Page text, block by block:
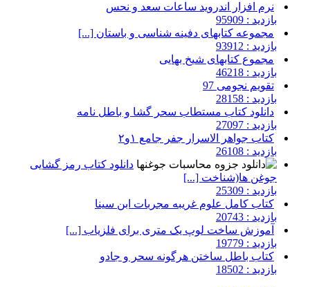
نرم افزار اندروید ساعات سعد و نحس
بازدید : 95909
مجموعه کتابهای دفینه شناسی و باستان [...]
بازدید : 93912
مجموع کتابهای شیخ بهایی
بازدید : 46218
تقویم نجومی 97
بازدید : 28158
دانلود کتاب مستطاب سحر گشا و باطل نامه
بازدید : 27097
کتاب جواهر الاسرار جفر جامع ۱و۲
بازدید : 26108
دانلود کتاب رمز گشایی
جوغن ها(شناخت [...]
بازدید : 25309
کتاب کامل علوم غریبه مجربات ابن سینا
بازدید : 20743
آموزش ساخت لوپ یک متری برای فلزیاب [...]
بازدید : 19779
کتاب باطل ساختن هرگونه سحر و جادو
بازدید : 18502